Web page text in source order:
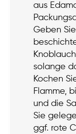
aus
Geben
solange
Kochen
Flamme,
und die
Sie
ggf. rote